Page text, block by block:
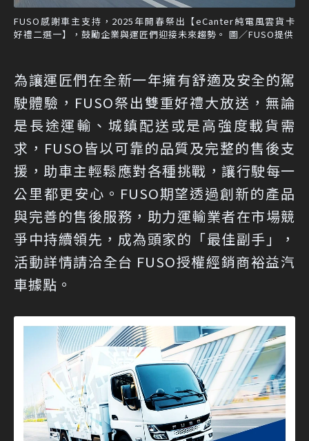
FUSO感謝車主支持，2025年開春祭出【eCanter純電風雲貨卡
好禮二選一】，鼓勵企業與運匠們迎接未來趨勢。 圖／FUSO提供
為讓運匠們在全新一年擁有舒適及安全的駕
駛體驗，FUSO祭出雙重好禮大放送，無論
是長途運輸、城鎮配送或是高強度載貨需
求，FUSO皆以可靠的品質及完整的售後支
援，助車主輕鬆應對各種挑戰，讓行駛每一
公里都更安心。FUSO期望透過創新的產品
與完善的售後服務，助力運輸業者在市場競
爭中持續領先，成為頭家的「最佳副手」，
活動詳情請洽全台 FUSO授權經銷商裕益汽
車據點。